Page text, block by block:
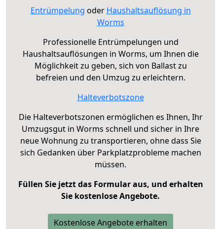
Entrümpelung oder Haushaltsauflösung in
Worms
Professionelle Entrümpelungen und
Haushaltsauflösungen in Worms, um Ihnen die
Möglichkeit zu geben, sich von Ballast zu
befreien und den Umzug zu erleichtern.
Halteverbotszone
Die Halteverbotszonen ermöglichen es Ihnen, Ihr
Umzugsgut in Worms schnell und sicher in Ihre
neue Wohnung zu transportieren, ohne dass Sie
sich Gedanken über Parkplatzprobleme machen
müssen.
Füllen Sie jetzt das Formular aus, und erhalten
Sie kostenlose Angebote.
Kostenlose Angebote erhalten